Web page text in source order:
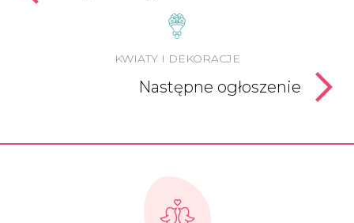
KWIATY I DEKORACJE
Następne ogłoszenie